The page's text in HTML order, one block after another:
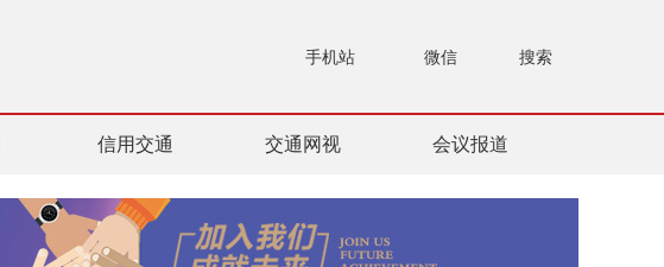
手机站 微信 搜索
信用交通 交通网视 会议报道